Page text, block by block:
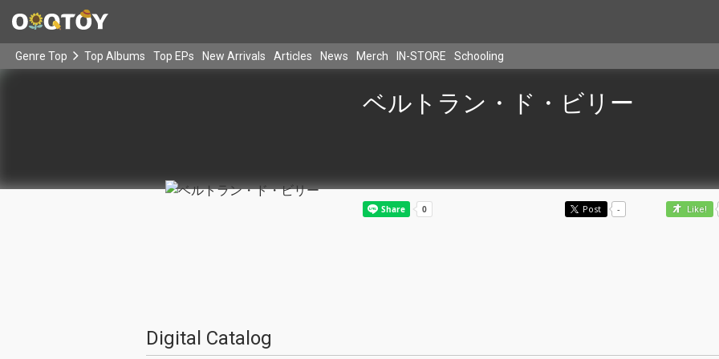
Genre Top Top Albums Top EPs New Arrivals Articles News Merch IN-STORE Schooling
ベルトラン・ド・ビリー
Post - Like!
Digital Catalog